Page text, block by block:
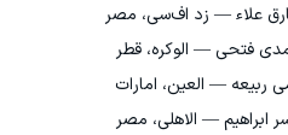
علاء — زد اف‌سی، مصر
فتحی — الوکره، قطر
ربیعه — العین، امارات
ابراهیم — الاهلی، مصر